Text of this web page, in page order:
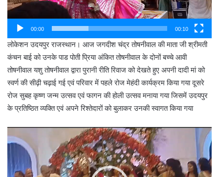
00:00 00:10
लोकेशन उदयपुर राजस्थान। आज जगदीश चंद्र तोषनीवाल की माता जी श्रीमती
कंचन बाई को उनके पाड पोती प्रिया अंकित तोषनीवाल के दोनों बच्चे आवी
तोषनीवाल यशु तोषनीवाल द्वारा पुरानी रीति रिवाज को देखते हुए अपनी दादी मां को
स्वर्ण की सीढ़ी चढ़ाई गई एवं परिवार में पहले रोज मेहंदी कार्यक्रम किया गया दूसरे
रोज सुबह कृष्ण जन्म उत्सव एवं फागन की होली उत्सव मनाया गया जिसमें उदयपुर
के प्रतिष्ठित व्यक्ति एवं अपने रिश्तेदारों को बुलाकर उनकी स्वागत किया गया
Player